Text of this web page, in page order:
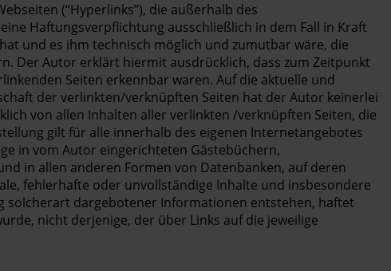
(“Hyperlinks”), die außerhalb des
Haftungsverpflichtung ausschließlich in dem Fall in Kraft
und es ihm technisch möglich und zumutbar wäre, die
Der Autor erklärt hiermit ausdrücklich, dass zum Zeitpunkt
Seiten erkennbar waren. Auf die aktuelle und
der verlinkten/verknüpften Seiten hat der Autor keinerlei
von allen Inhalten aller verlinkten /verknüpften Seiten, die
gilt für alle innerhalb des eigenen Internetangebotes
in vom Autor eingerichteten Gästebüchern,
in allen anderen Formen von Datenbanken, auf deren
fehlerhafte oder unvollständige Inhalte und insbesondere
solcherart dargebotener Informationen entstehen, haftet
nicht derjenige, der über Links auf die jeweilige